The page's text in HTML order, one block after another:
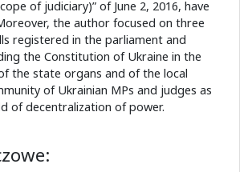
of judiciary)” of June 2, 2016, have
the author focused on three
registered in the parliament and
the Constitution of Ukraine in the
the state organs and of the local
of Ukrainian MPs and judges as
of decentralization of power.